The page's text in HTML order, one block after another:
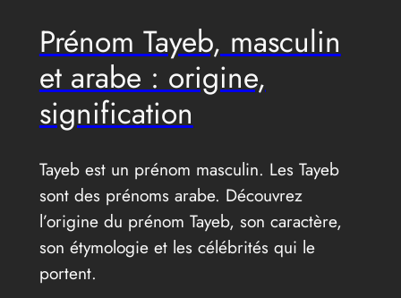
Prénom Tayeb, masculin
et arabe : origine,
signification
Tayeb est un prénom masculin. Les Tayeb
sont des prénoms arabe. Découvrez
l’origine du prénom Tayeb, son caractère,
son étymologie et les célébrités qui le
portent.